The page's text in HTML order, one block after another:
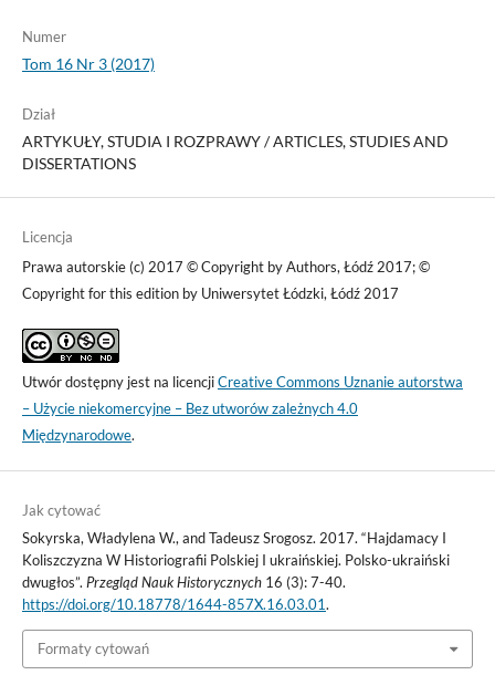
Numer
Tom 16 Nr 3 (2017)
Dział
ARTYKUŁY, STUDIA I ROZPRAWY / ARTICLES, STUDIES AND
DISSERTATIONS
Licencja
Prawa autorskie (c) 2017 © Copyright by Authors, Łódź 2017; ©
Copyright for this edition by Uniwersytet Łódzki, Łódź 2017
Utwór dostępny jest na licencjiCreative Commons Uznanie autorstwa
– Użycie niekomercyjne – Bez utworów zależnych 4.0
Międzynarodowe.
Jak cytować
Sokyrska, Władylena W., and Tadeusz Srogosz. 2017. “Hajdamacy I
Koliszczyzna W Historiografii Polskiej I ukraińskiej. Polsko-ukraiński
dwugłos”. Przegląd Nauk Historycznych16 (3): 7-40.
https://doi.org/10.18778/1644-857X.16.03.01.
Formaty cytowań